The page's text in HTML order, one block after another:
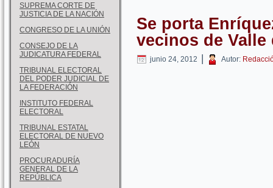
SUPREMA CORTE DE
JUSTICIA DE LA NACIÓN
CONGRESO DE LA UNIÓN
CONSEJO DE LA
JUDICATURA FEDERAL
TRIBUNAL ELECTORAL
DEL PODER JUDICIAL DE
LA FEDERACIÓN
INSTITUTO FEDERAL
ELECTORAL
TRIBUNAL ESTATAL
ELECTORAL DE NUEVO
LEÓN
PROCURADURÍA
GENERAL DE LA
REPÚBLICA
Se porta
vecinos de
junio 24, 2012 | Autor: